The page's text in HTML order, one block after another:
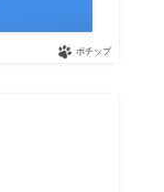
ポチップ